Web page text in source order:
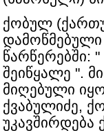
ქობულ
დამოწმებული
წარწერებში:
შეიწყალე ".
მიღებული
ქვაბულიძე,